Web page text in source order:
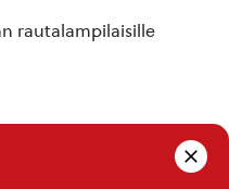
rautalampilaisille